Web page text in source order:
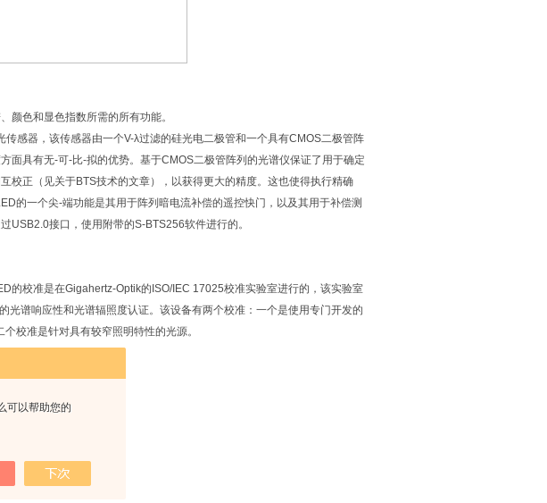
可以帮助您的
颜色和显色指数所需的所有功能。
感器，该传感器由一个V-λ过滤的硅光电二极管和一个具有CMOS二极管阵
面具有无-可-比-拟的优势。基于CMOS二极管阵列的光谱仪保证了用于确定
校正（见关于BTS技术的文章），以获得更大的精度。这也使得执行精确
的一个尖-端功能是其用于阵列暗电流补偿的遥控快门，以及其用于补偿测
USB2.0接口，使用附带的S-BTS256软件进行的。
的校准是在Gigahertz-Optik的ISO/IEC 17025校准实验室进行的，该实验室
谱响应性和光谱辐照度认证。该设备有两个校准：一个是使用专门开发的
校准是针对具有较窄照明特性的光源。
强）。